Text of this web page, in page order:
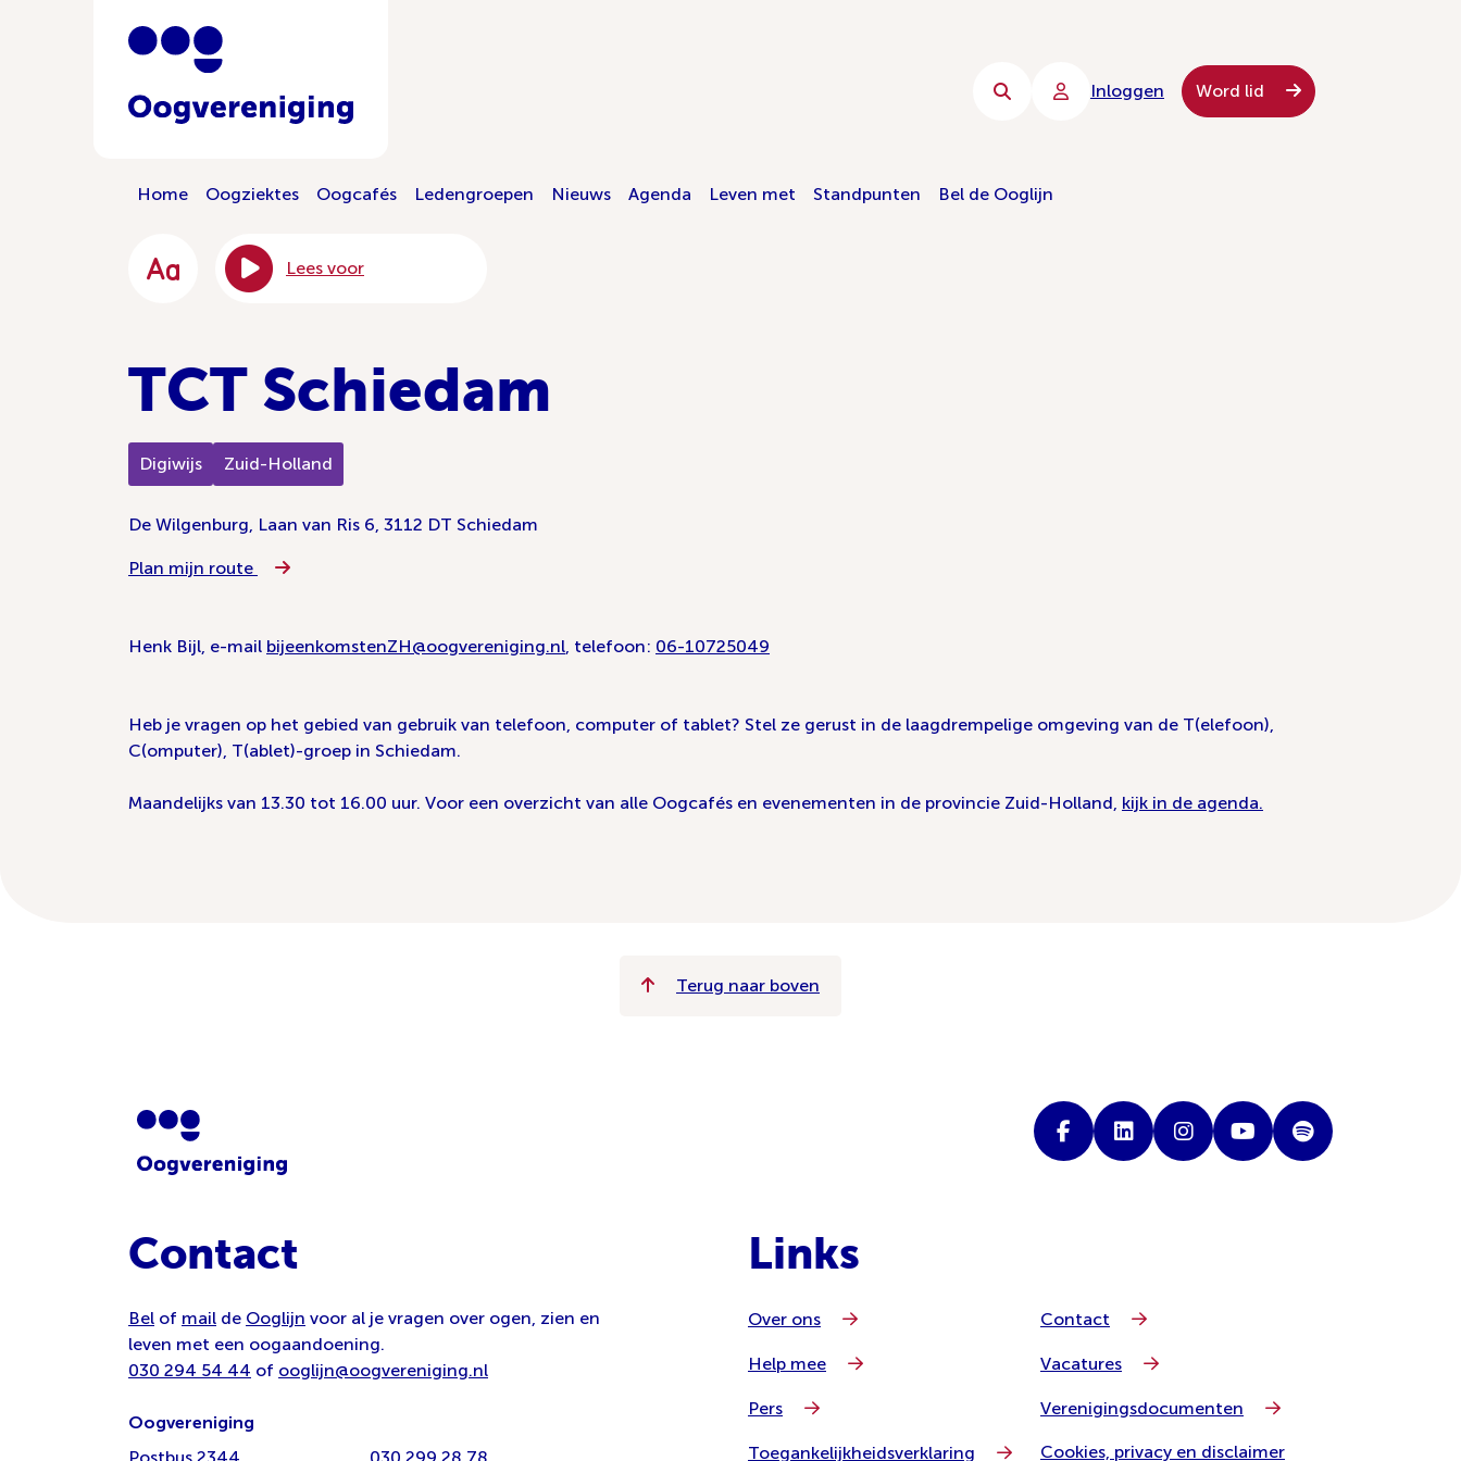
Inloggen Word lid
Home Oogziektes Oogcafés Ledengroepen Nieuws Agenda Leven met Standpunten Bel de Ooglijn
Lees voor
TCT Schiedam
Digiwijs Zuid-Holland
De Wilgenburg, Laan van Ris 6, 3112 DT Schiedam
Plan mijn route
Henk Bijl, e-mail bijeenkomstenZH@oogvereniging.nl, telefoon: 06-10725049
Heb je vragen op het gebied van gebruik van telefoon, computer of tablet? Stel ze gerust in de laagdrempelige omgeving van de T(elefoon),
C(omputer), T(ablet)-groep in Schiedam.
Maandelijks van 13.30 tot 16.00 uur. Voor een overzicht van alle Oogcafés en evenementen in de provincie Zuid-Holland, kijk in de agenda.
Terug naar boven
Contact
Bel of mail de Ooglijn voor al je vragen over ogen, zien en
leven met een oogaandoening.
030 294 54 44 of ooglijn@oogvereniging.nl
Oogvereniging
Links
Over ons Contact
Help mee Vacatures
Pers Verenigingsdocumenten
Toegankelijkheidsverklaring Cookies, privacy en disclaimer